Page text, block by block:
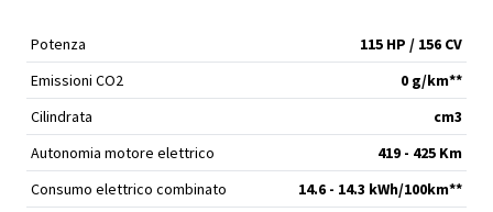
Potenza
115 HP / 156 CV
Emissioni CO2
0 g/km**
Cilindrata
cm3
Autonomia motore elettrico
419 - 425 Km
Consumo elettrico combinato
14.6 - 14.3 kWh/100km**